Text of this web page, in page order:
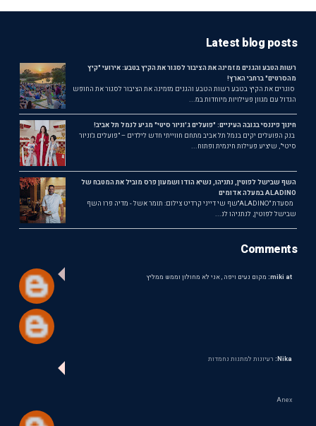
Latest blog posts
רשות הטבע והגנים מזמינה את הציבור לסגור את הקיץ בטבע: אירועי "קיץ
מהסרטים" ברחבי הארץ!
סוגרים את הקיץ בטבע רשות הטבע והגנים מזמינה את הציבור לסגור את החופש
הגדול עם מגוון פעילויות מיוחדות במ...
חינוך פיננסי בגובה העיניים: "פועלים ג'וניור סיטי" מגיע לנמל תל אביב!
בנק הפועלים יקים בנמל תל אביב מתחם חווייתי חדש לילדים – "פועלים ג'וניור
סיטי", שיציע פעילות חינמית ופתוח...
השף שבישל לפוטין, נתניהו, נשיא הודו ושמעון פרס מוביל את המטבח של
ALADINO במעלה אדומים
מסעדת ״ALADINO״שף שי דייני קרדיט צילום: תומר אשל - מדיה פרו השף
שבישל לפוטין, לנתניהו לנ...
Comments
miki at: מקום נעים ויפה , אני לא מחולון וממש ממליץ
Nika: רעיונות למתנות נחמדות
Anex